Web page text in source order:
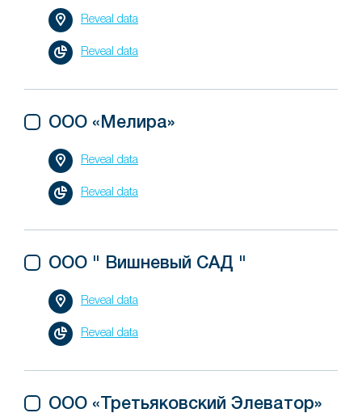
Reveal data
Reveal data
ООО «Мелира»
Reveal data
Reveal data
ООО " Вишневый САД "
Reveal data
Reveal data
ООО «Третьяковский Элеватор»